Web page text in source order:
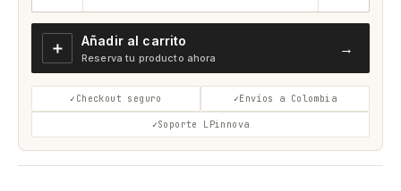
＋ Añadir al carrito
Reserva tu producto ahora
→
Checkout seguro Envíos a Colombia
Soporte LPinnova